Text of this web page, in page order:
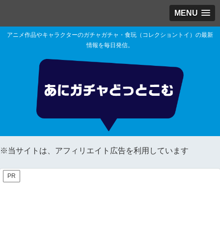
MENU
アニメ作品やキャラクターのガチャガチャ・食玩（コレクショントイ）の最新
情報を毎日発信。
※当サイトは、アフィリエイト広告を利用しています
PR